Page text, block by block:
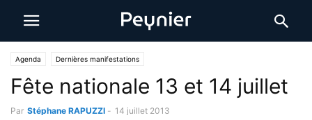
Agenda Dernières manifestations
Fête nationale 13 et 14 juillet
Par Stéphane RAPUZZI - 14 juillet 2013